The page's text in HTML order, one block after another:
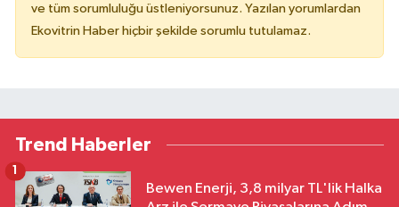
ve tüm sorumluluğu üstleniyorsunuz. Yazılan yorumlardan
Ekovitrin Haber hiçbir şekilde sorumlu tutulamaz.
Trend Haberler
Bewen Enerji, 3,8 milyar TL'lik Halka
1